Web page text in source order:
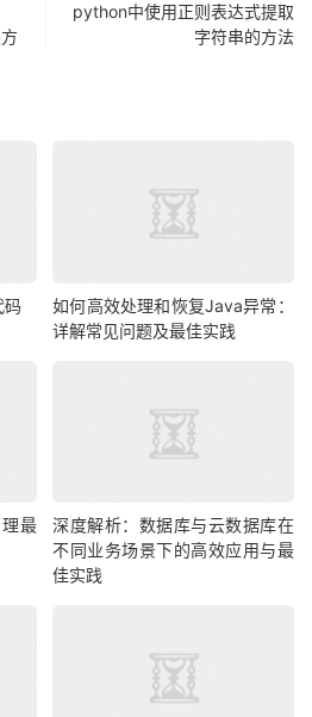
python中使用正则表达式提取
字符串的方法
码
如何高效处理和恢复Java异常：
详解常见问题及最佳实践
最
深度解析：数据库与云数据库在
不同业务场景下的高效应用与最
佳实践